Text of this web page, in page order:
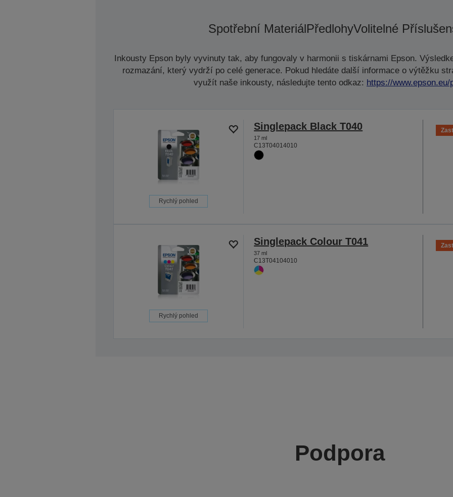
Spotřební MateriálPředlohyVolitelné
Inkousty Epson byly vyvinuty tak, aby fungovaly v harmonii s tiskárnami Epson.
rozmazání, který vydrží po celé generace. Pokud hledáte další informace o výtěžku
využít naše inkousty, následujte tento odkaz: https://www.epson.eu/
Rychlý pohled
Singlepack Black T040
17 ml
C13T04014010
Rychlý pohled
Singlepack Colour T041
37 ml
C13T04104010
Podpora